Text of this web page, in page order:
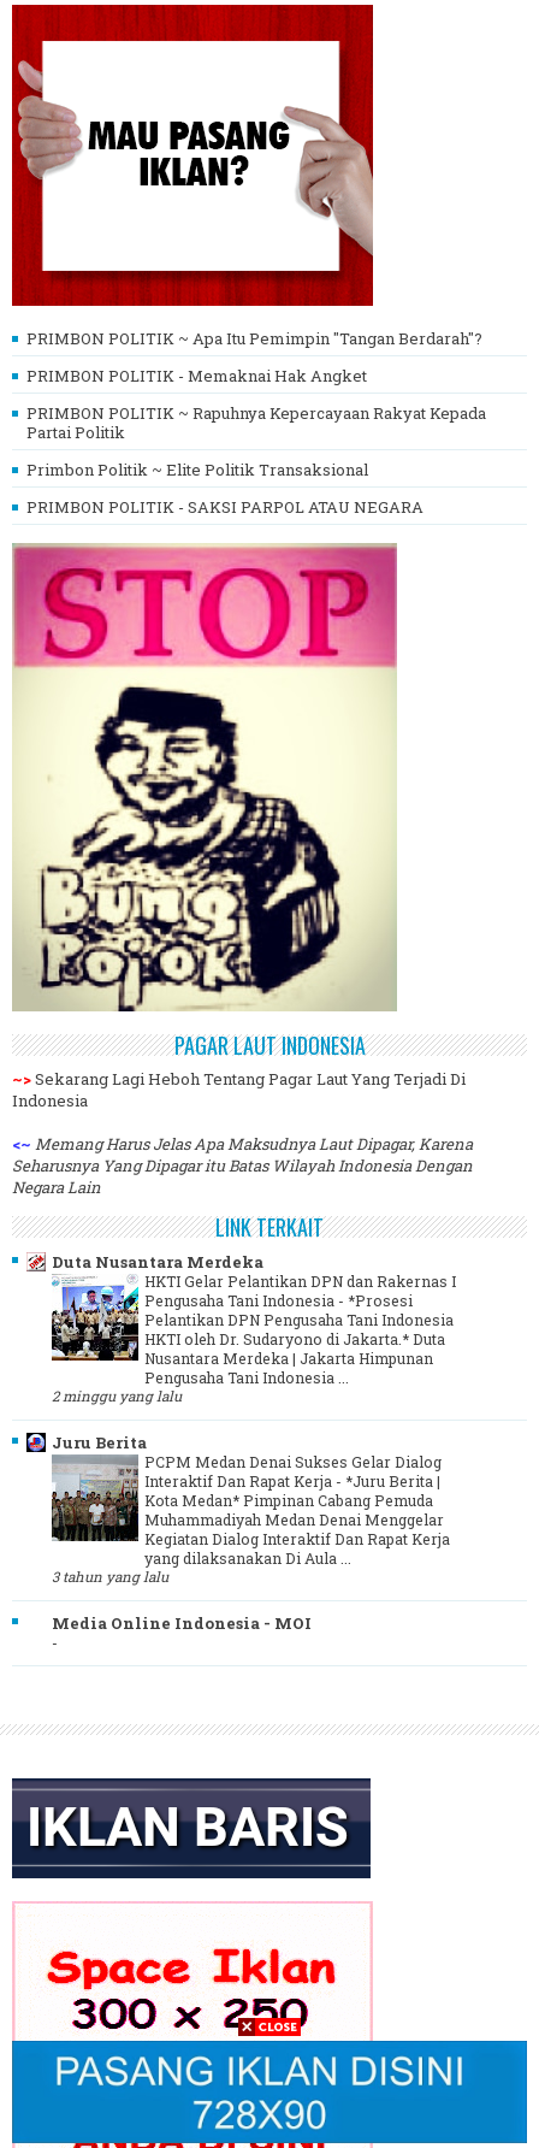
PRIMBON POLITIK ~ Apa Itu Pemimpin "Tangan Berdarah"?
PRIMBON POLITIK - Memaknai Hak Angket
PRIMBON POLITIK ~ Rapuhnya Kepercayaan Rakyat Kepada
Partai Politik
Primbon Politik ~ Elite Politik Transaksional
PRIMBON POLITIK - SAKSI PARPOL ATAU NEGARA
PAGAR LAUT INDONESIA
~>Sekarang Lagi Heboh Tentang Pagar Laut Yang Terjadi Di
Indonesia
<~ Memang Harus Jelas Apa Maksudnya Laut Dipagar, Karena
Seharusnya Yang Dipagar itu Batas Wilayah Indonesia Dengan
Negara Lain
LINK TERKAIT
Duta Nusantara Merdeka
HKTI Gelar Pelantikan DPN dan Rakernas I
Pengusaha Tani Indonesia - *Prosesi
Pelantikan DPN Pengusaha Tani Indonesia
HKTI oleh Dr. Sudaryono di Jakarta.* Duta
Nusantara Merdeka | Jakarta Himpunan
Pengusaha Tani Indonesia ...
2 minggu yang lalu
Juru Berita
PCPM Medan Denai Sukses Gelar Dialog
Interaktif Dan Rapat Kerja - *Juru Berita |
Kota Medan* Pimpinan Cabang Pemuda
Muhammadiyah Medan Denai Menggelar
Kegiatan Dialog Interaktif Dan Rapat Kerja
yang dilaksanakan Di Aula ...
3 tahun yang lalu
Media Online Indonesia - MOI
-